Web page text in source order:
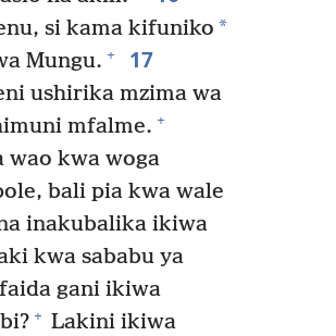
si kama kifuniko *
Mungu. + 17
ushirika mzima wa
mfalme. +
wao kwa woga
bali pia kwa wale
inakubalika ikiwa
kwa sababu ya
gani ikiwa
+ Lakini ikiwa